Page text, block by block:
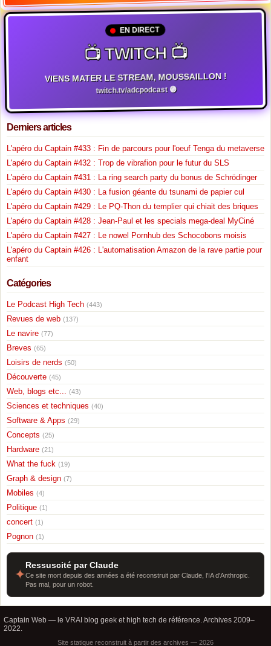
EN DIRECT
📺 TWITCH 📺
VIENS MATER LE STREAM, MOUSSAILLON !
twitch.tv/adcpodcast 🟣
Derniers articles
L'apéro du Captain #433 : Fin de parcours pour l'oeuf Tenga du metaverse
L'apéro du Captain #432 : Trop de vibrafion pour le futur du SLS
L'apéro du Captain #431 : La ring search party du bonus de Schrödinger
L'apéro du Captain #430 : La fusion géante du tsunami de papier cul
L'apéro du Captain #429 : Le PQ-Thon du templier qui chiait des briques
L'apéro du Captain #428 : Jean-Paul et les specials mega-deal MyCiné
L'apéro du Captain #427 : Le nowel Pornhub des Schocobons moisis
L'apéro du Captain #426 : L'automatisation Amazon de la rave partie pour
enfant
Catégories
Le Podcast High Tech (443)
Revues de web (137)
Le navire (77)
Breves (65)
Loisirs de nerds (50)
Découverte (45)
Web, blogs etc... (43)
Sciences et techniques (40)
Software & Apps (29)
Concepts (25)
Hardware (21)
What the fuck (19)
Graph & design (7)
Mobiles (4)
Politique (1)
concert (1)
Pognon (1)
✦
Ressuscité par Claude
Ce site mort depuis des années a été reconstruit par Claude, l'IA d'Anthropic.
Pas mal, pour un robot.
Captain Web — le VRAI blog geek et high tech de référence. Archives 2009–
2022.
Site statique reconstruit à partir des archives — 2026